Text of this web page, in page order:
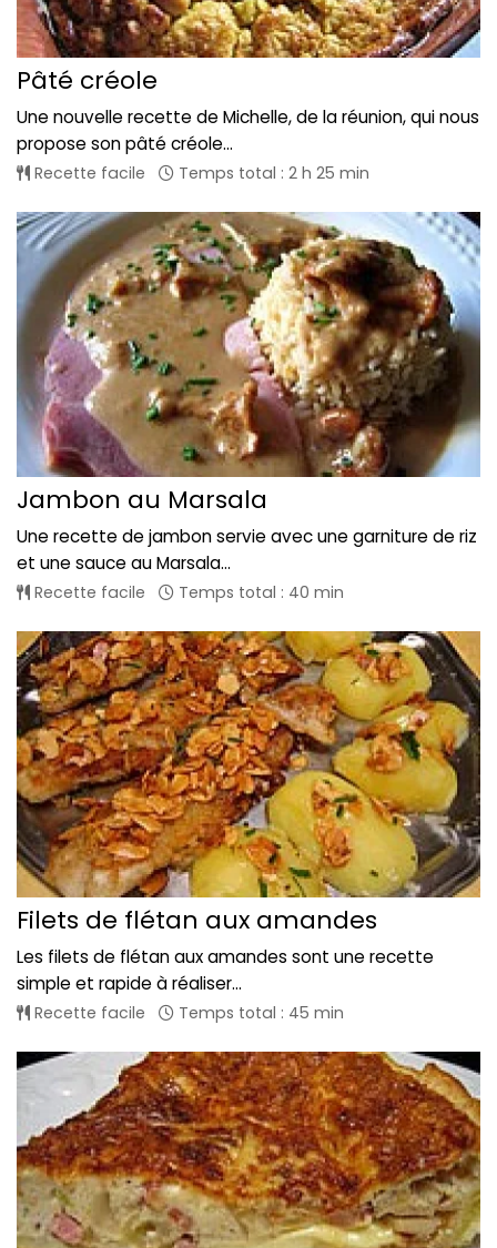
Pâté créole
Une nouvelle recette de Michelle, de la réunion, qui nous
propose son pâté créole...
Recette facile Temps total : 2 h 25 min
Jambon au Marsala
Une recette de jambon servie avec une garniture de riz
et une sauce au Marsala...
Recette facile Temps total : 40 min
Filets de flétan aux amandes
Les filets de flétan aux amandes sont une recette
simple et rapide à réaliser...
Recette facile Temps total : 45 min